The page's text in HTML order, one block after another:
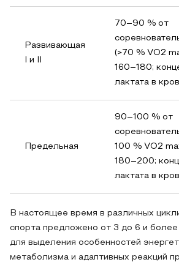
Развивающая
I и II
70–90 % от
(>70 % VO2
160–180;
лактата в
Предельная
90–100 % от
100 % VO2
180–200;
лактата в
В настоящее время в различных
спорта предложено от 3 до 6 и более
для выделения особенностей
метаболизма и адаптивных реакций